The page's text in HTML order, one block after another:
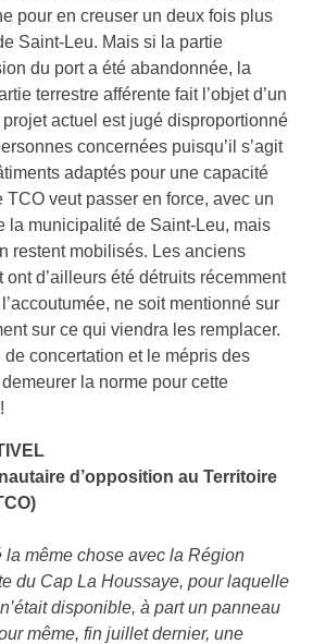
pour en creuser un deux fois plus
Saint-Leu. Mais si la partie
du port a été abandonnée, la
terrestre afférente fait l’objet d’un
actuel est jugé disproportionné
concernées puisqu’il s’agit
adaptés pour une capacité
TCO veut passer en force, avec un
la municipalité de Saint-Leu, mais
restent mobilisés. Les anciens
ont d’ailleurs été détruits récemment
ne soit mentionné sur
sur ce qui viendra les remplacer.
de concertation et le mépris des
la norme pour cette
d’opposition au Territoire
la même chose avec la Région
du Cap La Houssaye, pour laquelle
disponible, à part un panneau
même, fin juillet dernier, une